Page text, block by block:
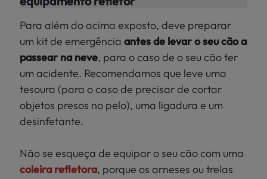
Para além do acima exposto, deve preparar
um kit de emergência antes de levar o seu cão a
passear na neve, para o caso de o seu cão ter
um acidente. Recomendamos que leve uma
tesoura (para o caso de precisar de cortar
objetos presos no pelo), uma ligadura e um
desinfetante.
Não se esqueça de equipar o seu cão com uma
coleira refletora, porque os arneses ou trelas